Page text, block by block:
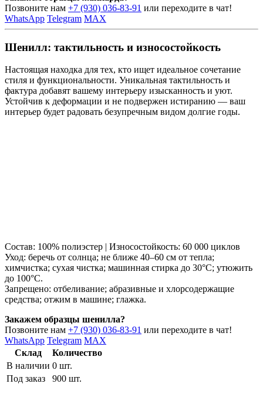
Позвоните нам +7 (930) 036-83-91 или переходите в чат!
WhatsApp Telegram MAX
Шенилл: тактильность и износостойкость
Настоящая находка для тех, кто ищет идеальное сочетание
стиля и функциональности. Уникальная тактильность и
фактура добавят вашему интерьеру изысканность и уют.
Устойчив к деформации и не подвержен истиранию — ваш
интерьер будет радовать безупречным видом долгие годы.
Состав: 100% полиэстер | Износостойкость: 60 000 циклов
Уход: беречь от солнца; не ближе 40–60 см от тепла;
химчистка; сухая чистка; машинная стирка до 30°C; утюжить
до 100°C.
Запрещено: отбеливание; абразивные и хлорсодержащие
средства; отжим в машине; глажка.
Закажем образцы шенилла?
Позвоните нам +7 (930) 036-83-91 или переходите в чат!
WhatsApp Telegram MAX
Склад
Количество
В наличии 0 шт.
Под заказ
900 шт.